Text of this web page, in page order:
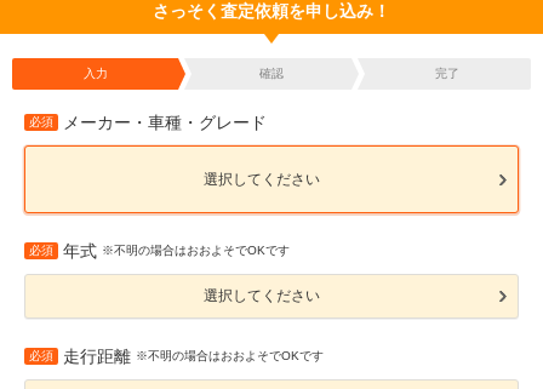
さっそく査定依頼を申し込み！
入力 確認 完了
必須 メーカー・車種・グレード
選択してください
必須 年式 ※不明の場合はおおよそでOKです
選択してください
必須 走行距離 ※不明の場合はおおよそでOKです